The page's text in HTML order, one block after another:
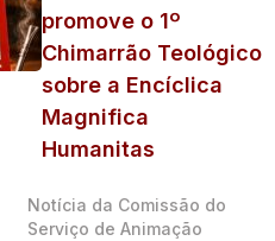
promove o 1º
Chimarrão Teológico
sobre a Encíclica
Magnifica
Humanitas
Notícia da Comissão do
Serviço de Animação